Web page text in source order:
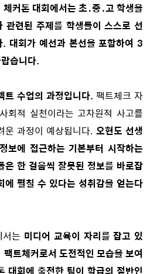
커톤 대회에서는 초․중․고 학생을
관련된 주제를 학생들이 스스로 선
대회가 예선과 본선을 포함하여 3
습니다.
트 수업의 과정입니다. 팩트체크 자
회적 실천이라는 고차원적 사고를
운 과정이 예상됩니다. 오현도 선생
보에 접근하는 기본부터 시작하는
은 한 걸음씩 잘못된 정보를 바로잡
에 펼칠 수 있다는 성취감을 얻는다
는 미디어 교육이 자리를 잡고 있
트체커로서 도전적인 모습을 보여
대회에 출전한 팀이 학급의 절반인